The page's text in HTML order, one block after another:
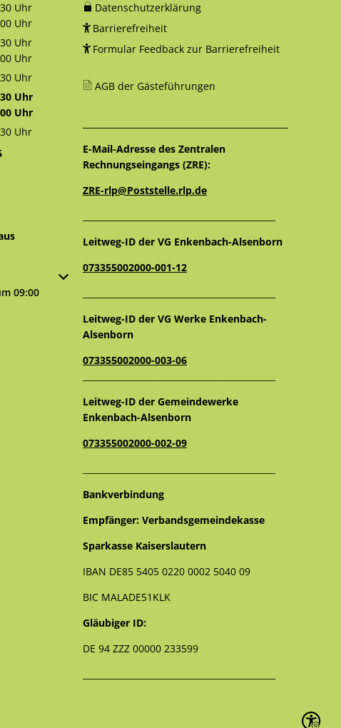
Uhr
12:30 Uhr
Uhr
18:00 Uhr
Uhr
12:30 Uhr
Uhr
16:00 Uhr
Uhr
12:30 Uhr
Uhr
12:30 Uhr
Uhr
16:00 Uhr
Uhr
12:30 Uhr
oder Schließzeiten auszublenden
09:00
Datenschutzerklärung
Barrierefreiheit
Formular Feedback zur Barrierefreiheit
AGB der Gästeführungen
E-Mail-Adresse des Zentralen
Rechnungseingangs (ZRE):
ZRE-rlp@Poststelle.rlp.de
Leitweg-ID der VG Enkenbach-Alsenborn
073355002000-001-12
Leitweg-ID der VG Werke Enkenbach-
Alsenborn
073355002000-003-06
Leitweg-ID der Gemeindewerke
Enkenbach-Alsenborn
073355002000-002-09
Bankverbindung
Empfänger: Verbandsgemeindekasse
Sparkasse Kaiserslautern
IBAN DE85 5405 0220 0002 5040 09
BIC MALADE51KLK
Gläubiger ID:
DE 94 ZZZ 00000 233599
Seite